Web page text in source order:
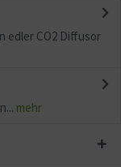
edler CO2 Diffusor
mehr